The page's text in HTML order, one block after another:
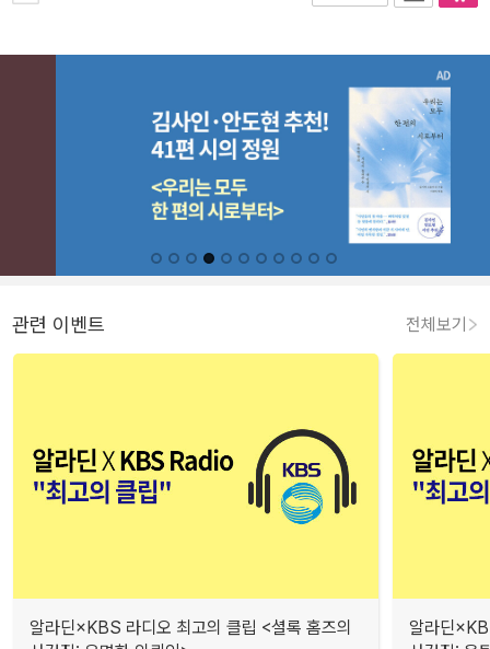
관련 이벤트 전체보기
알라딘×KBS 라디오 최고의 클립 <셜록 홈즈의
알라딘